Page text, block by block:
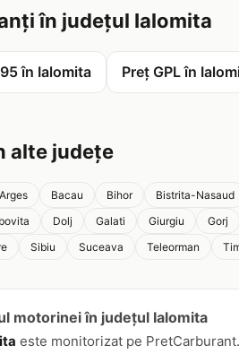
în județul Ialomita
în Ialomita Preț GPL în
alte județe
Arges Bacau Bihor Bistrita-Nasaud
Dolj Galati Giurgiu Gorj
Sibiu Suceava Teleorman
motorinei în județul Ialomita
este monitorizat pe